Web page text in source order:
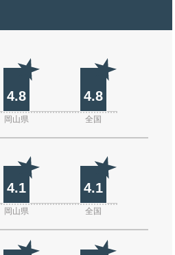
4.8 4.8
岡山県 全国
4.1 4.1
岡山県 全国